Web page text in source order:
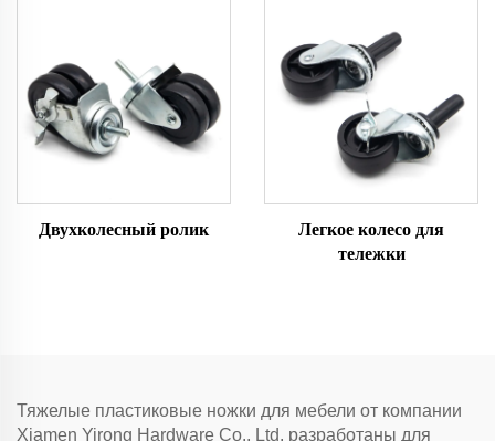
Двухколесный ролик
Легкое колесо для
тележки
Тяжелые пластиковые ножки для мебели от компании
Xiamen Yirong Hardware Co., Ltd. разработаны для